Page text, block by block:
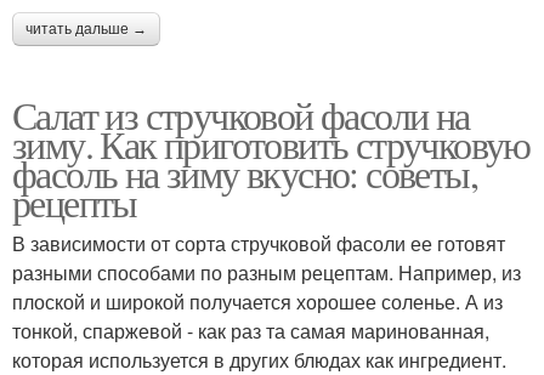
читать дальше →
Салат из стручковой фасоли на
зиму. Как приготовить стручковую
фасоль на зиму вкусно: советы,
рецепты
В зависимости от сорта стручковой фасоли ее готовят
разными способами по разным рецептам. Например, из
плоской и широкой получается хорошее соленье. А из
тонкой, спаржевой - как раз та самая маринованная,
которая используется в других блюдах как ингредиент.